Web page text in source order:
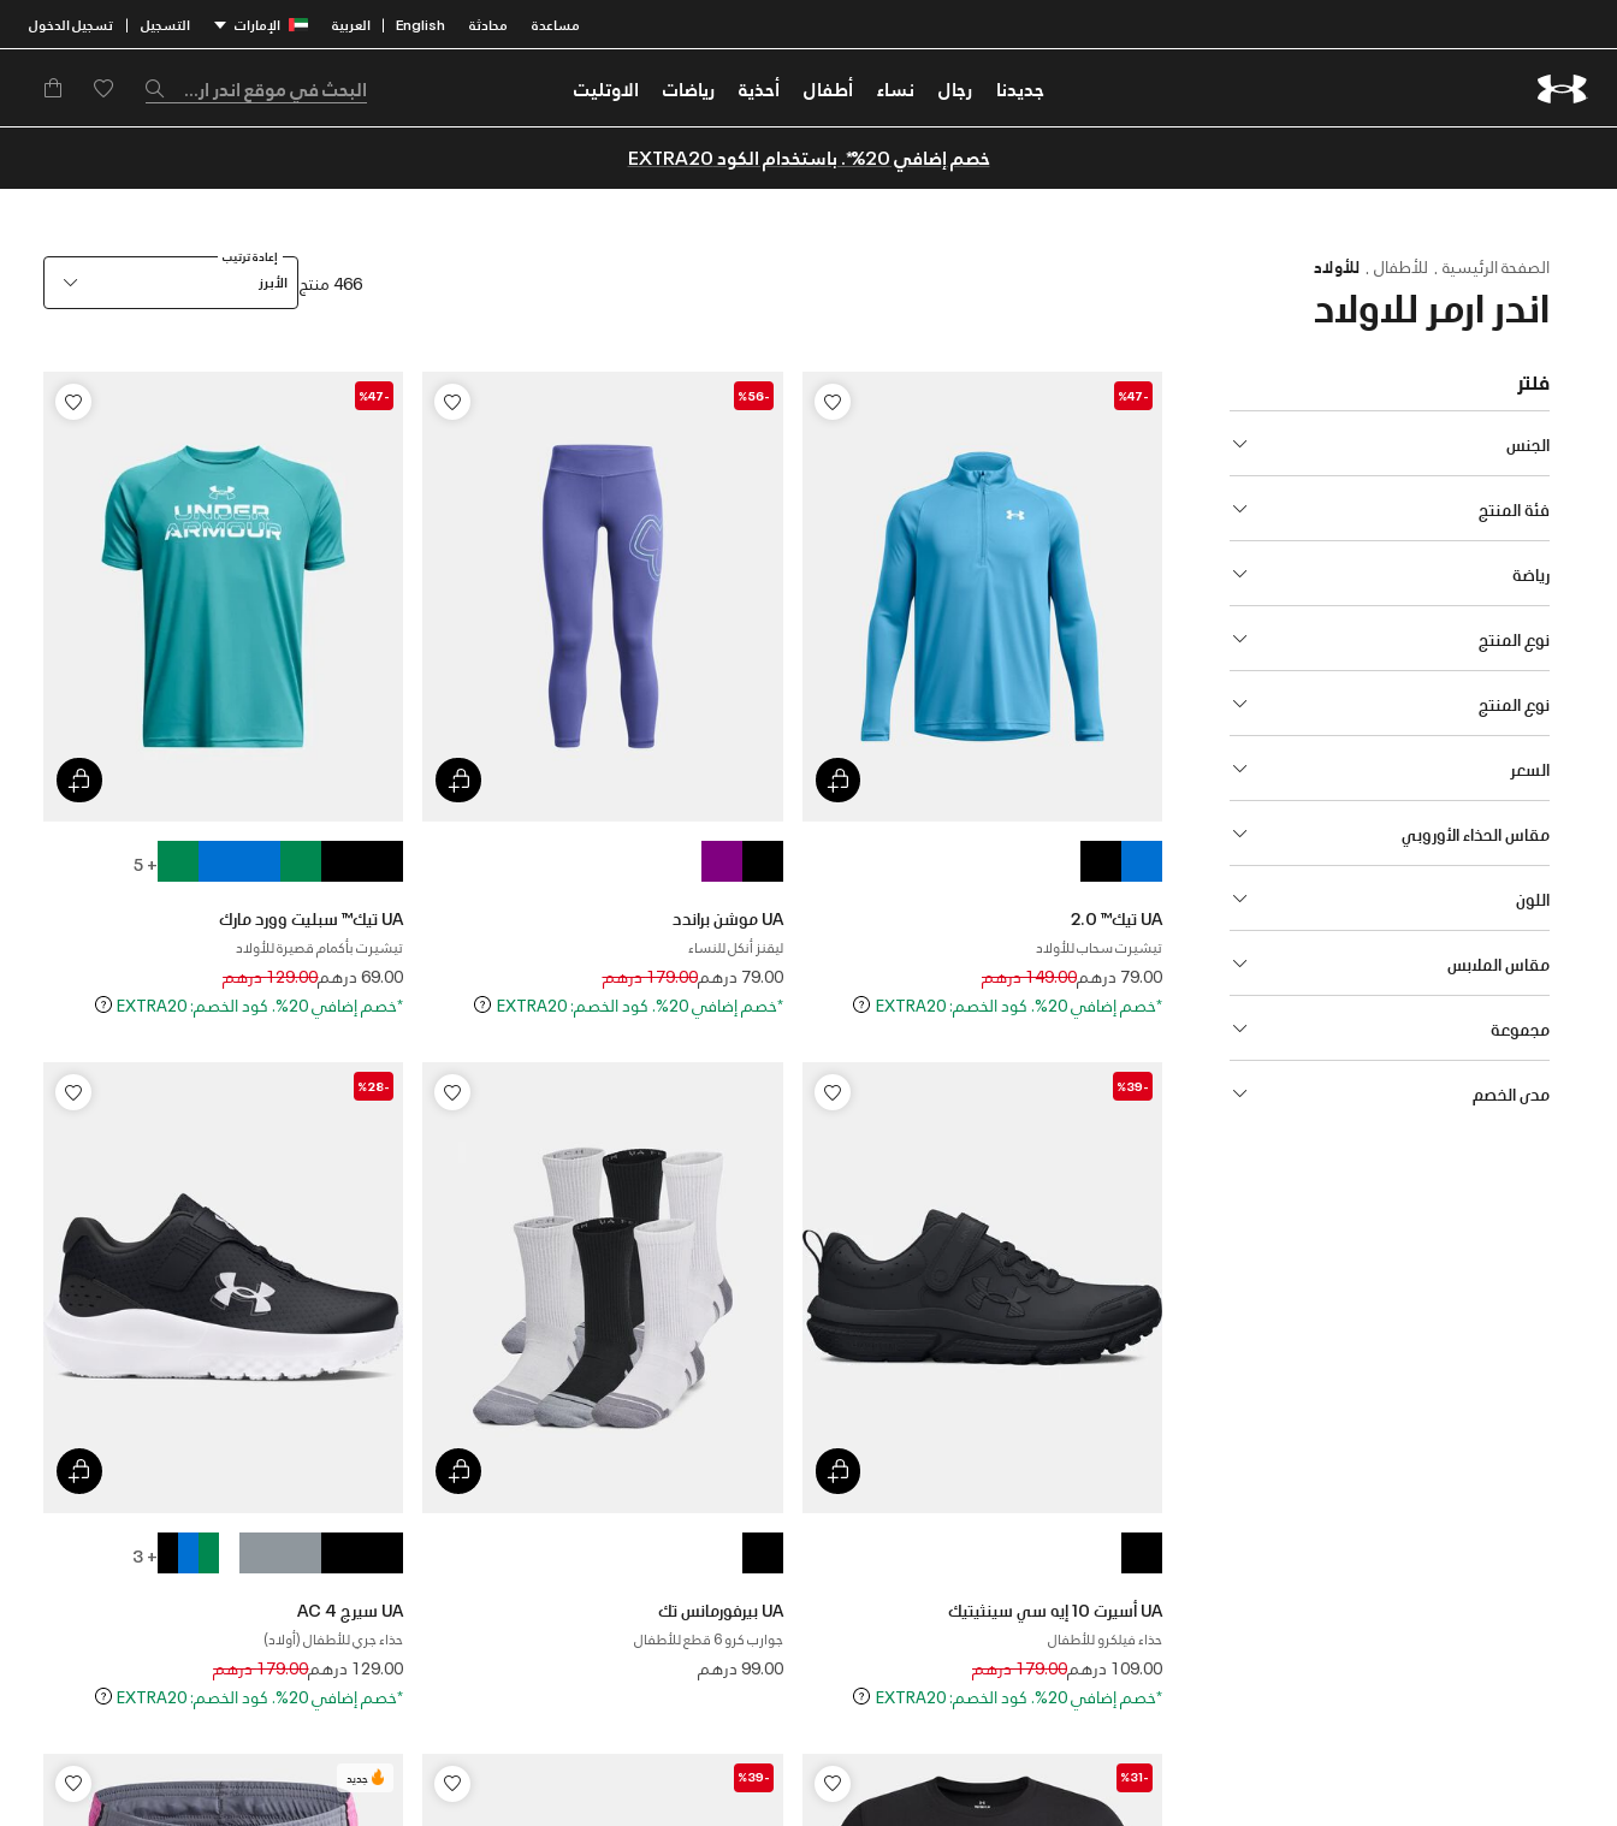
مساعدة محادثة English
| العربية الإمارات التسجيل | تسجيل الدخول
جديدنا رجال نساء أطفال أحذية رياضات الاوتليت
خصم إضافي 20%*. باستخدام الكود EXTRA20
الصفحة الرئيسية للأطفال للأولاد
اندر ارمر للاولاد 466 منتج
إعادة ترتيب
الأبرز
فلتر
الجنس
فئة المنتج
رياضة
نوع المنتج
نوع المنتج
السعر
مقاس الحذاء الأوروبي
اللون
مقاس الملابس
مجموعة
مدى الخصم
-%47
UA تيك™ 2.0
تيشيرت سحاب للأولاد
79.00 درهم Price reduced from
149.00 درهمto
*خصم إضافي 20%. كود الخصم: EXTRA20
-%56
UA موشن براندد
ليقنز أنكل للنساء
79.00 درهم Price reduced from
179.00 درهمto
*خصم إضافي 20%. كود الخصم: EXTRA20
-%47
+ 5
UA تيك™ سبليت وورد مارك
تيشيرت بأكمام قصيرة للأولاد
69.00 درهم Price reduced from
129.00 درهمto
*خصم إضافي 20%. كود الخصم: EXTRA20
-%39
UA أسيرت 10 إيه سي سينثيتيك
حذاء فيلكرو للأطفال
109.00 درهم Price reduced from
179.00 درهمto
*خصم إضافي 20%. كود الخصم: EXTRA20
UA بيرفورمانس تك
جوارب كرو 6 قطع للأطفال
99.00 درهم
-%28
+ 3
UA سيرج 4 AC
حذاء جري للأطفال (أولاد)
129.00 درهم Price reduced from
179.00 درهمto
*خصم إضافي 20%. كود الخصم: EXTRA20
-%31
-%39 جديد